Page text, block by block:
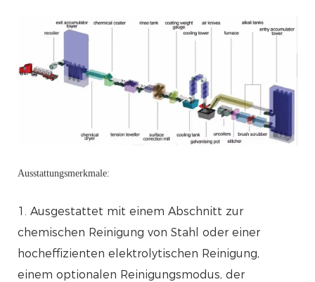
Ausstattungsmerkmale:
1. Ausgestattet mit einem Abschnitt zur
chemischen Reinigung von Stahl oder einer
hocheffizienten elektrolytischen Reinigung,
einem optionalen Reinigungsmodus, der